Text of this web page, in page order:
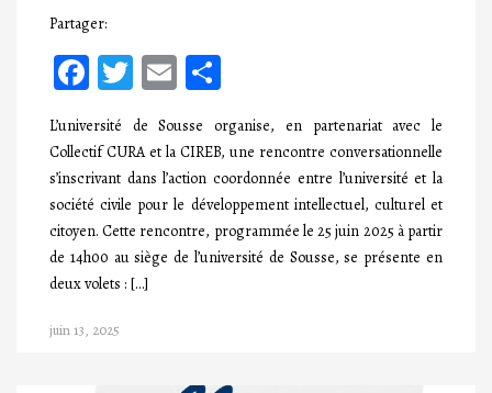
Partager:
Facebook
Twitter
Email
L’université de Sousse organise, en partenariat avec le
Collectif CURA et la CIREB, une rencontre conversationnelle
s’inscrivant dans l’action coordonnée entre l’université et la
société civile pour le développement intellectuel, culturel et
citoyen. Cette rencontre, programmée le 25 juin 2025 à partir
de 14h00 au siège de l’université de Sousse, se présente en
deux volets : […]
juin 13, 2025